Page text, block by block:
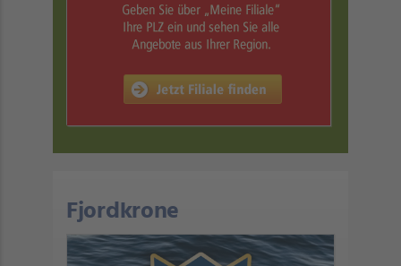
Fjordkrone